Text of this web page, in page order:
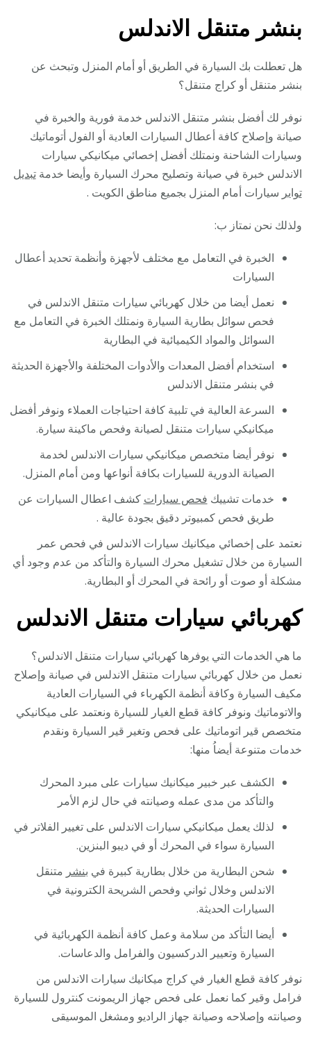
بنشر متنقل الاندلس
هل تعطلت بك السيارة في الطريق أو أمام المنزل وتبحث عن
بنشر متنقل أو كراج متنقل؟
نوفر لك أفضل بنشر متنقل الاندلس خدمة فورية والخبرة في
صيانة وإصلاح كافة أعطال السيارات العادية أو الفول أتوماتيك
وسيارات الشاحنة ونمتلك أفضل إخصائي ميكانيكي سيارات
الاندلس خبرة في صيانة وتصليح محرك السيارة وأيضا خدمةتبديل
تواير سيارات أمام المنزل بجميع مناطق الكويت .
ولذلك نحن نمتاز ب:
الخبرة في التعامل مع مختلف لأجهزة وأنظمة تحديد أعطال
السيارات
نعمل أيضا من خلال كهربائي سيارات متنقل الاندلس في
فحص سوائل بطارية السيارة ونمتلك الخبرة في التعامل مع
السوائل والمواد الكيميائية في البطارية
استخدام أفضل المعدات والأدوات المختلفة والأجهزة الحديثة
في بنشر متنقل الاندلس
السرعة العالية في تلبية كافة احتياجات العملاء ونوفر أفضل
ميكانيكي سيارات متنقل لصيانة وفحص ماكينة سيارة.
نوفر أيضا متخصص ميكانيكي سيارات الاندلس لخدمة
الصيانة الدورية للسيارات بكافة أنواعها ومن أمام المنزل.
خدمات تشييك فحص سيارات كشف اعطال السيارات عن
طريق فحص كمبيوتر دقيق بجودة عالية .
نعتمد على إخصائي ميكانيك سيارات الاندلس في فحص عمر
السيارة من خلال تشغيل محرك السيارة والتأكد من عدم وجود أي
مشكلة أو صوت أو رائحة في المحرك أو البطارية.
كهربائي سيارات متنقل الاندلس
ما هي الخدمات التي يوفرها كهربائي سيارات متنقل الاندلس؟
نعمل من خلال كهربائي سيارات متنقل الاندلس في صيانة وإصلاح
مكيف السيارة وكافة أنظمة الكهرباء في السيارات العادية
والاتوماتيك ونوفر كافة قطع الغيار للسيارة ونعتمد على ميكانيكي
متخصص قير اتوماتيك على فحص وتغير قير السيارة ونقدم
خدمات متنوعة أيضاُ منها:
الكشف عبر خبير ميكانيك سيارات على مبرد المحرك
والتأكد من مدى عمله وصيانته في حال لزم الأمر
لذلك يعمل ميكانيكي سيارات الاندلس على تغيير الفلاتر في
السيارة سواء في المحرك أو في ديبو البنزين.
شحن البطارية من خلال بطارية كبيرة في بنشر متنقل
الاندلس وخلال ثواني وفحص الشريحة الكترونية في
السيارات الحديثة.
أيضا التأكد من سلامة وعمل كافة أنظمة الكهربائية في
السيارة وتعيير الدركسيون والفرامل والدعاسات.
نوفر كافة قطع الغيار في كراج ميكانيك سيارات الاندلس من
فرامل وقير كما نعمل على فحص جهاز الريمونت كنترول للسيارة
وصيانته وإصلاحه وصيانة جهاز الراديو ومشغل الموسيقى